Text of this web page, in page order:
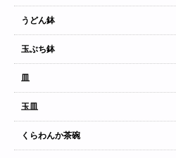
うどん鉢
玉ぶち鉢
皿
玉皿
くらわんか茶碗